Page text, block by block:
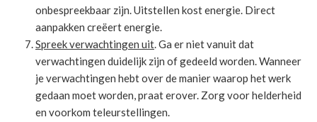
onbespreekbaar zijn. Uitstellen kost energie. Direct
aanpakken creëert energie.
Spreek verwachtingen uit. Ga er niet vanuit dat
verwachtingen duidelijk zijn of gedeeld worden. Wanneer
je verwachtingen hebt over de manier waarop het werk
gedaan moet worden, praat erover. Zorg voor helderheid
en voorkom teleurstellingen.